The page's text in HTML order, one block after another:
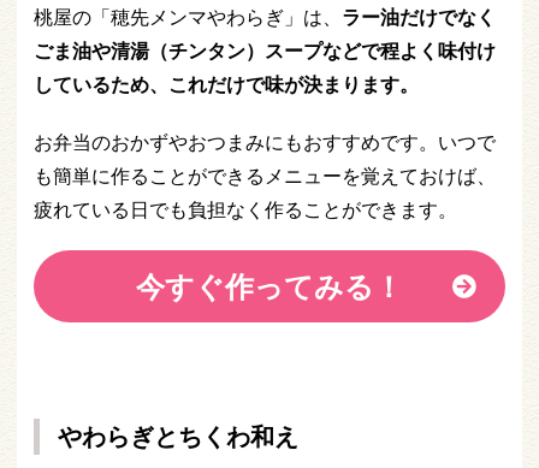
桃屋の「穂先メンマやわらぎ」は、 ラー油だけでなく
ごま油や清湯（チンタン）スープなどで程よく味付け
しているため、これだけで味が決まります。
お弁当のおかずやおつまみにもおすすめです。いつで
も簡単に作ることができるメニューを覚えておけば、
疲れている日でも負担なく作ることができます。
今すぐ作ってみる！
やわらぎとちくわ和え